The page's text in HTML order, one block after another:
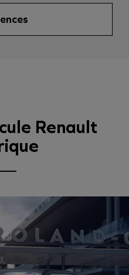
Renault